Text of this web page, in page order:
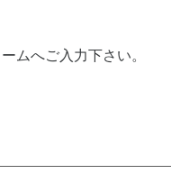
ムへご入力下さい。